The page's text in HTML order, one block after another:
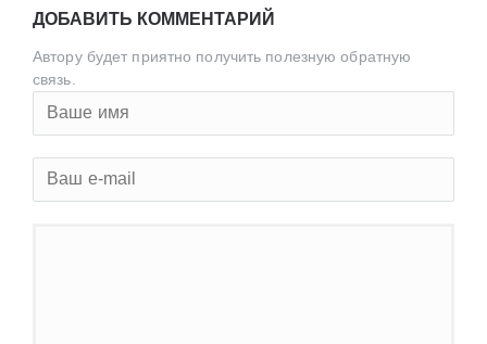
ДОБАВИТЬ КОММЕНТАРИЙ
Автору будет приятно получить полезную обратную
связь.